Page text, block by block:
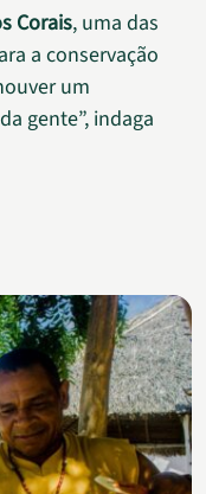
Corais, uma das
a conservação
um
gente”, indaga